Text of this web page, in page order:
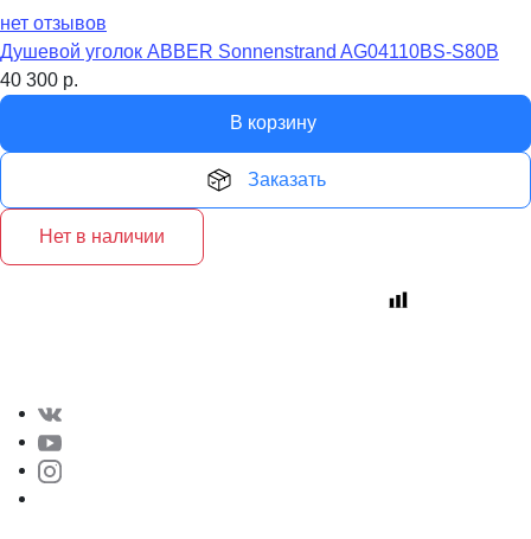
нет отзывов
Душевой уголок ABBER Sonnenstrand AG04110BS-S80B
40 300 р.
В корзину
Заказать
Нет в наличии